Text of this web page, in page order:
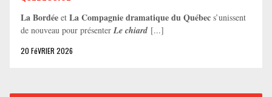
La Bordée et La Compagnie dramatique du Québec s’unissent
de nouveau pour présenter Le chiard [...]
20 FéVRIER 2026